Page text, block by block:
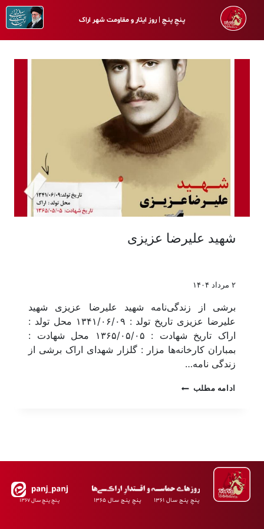
پـنجِ پنـجِ | روز ایثار و مقاومت شهر اراک
شهید علیرضا عزیزی
۲ مرداد ۱۴۰۴
برشی از زندگی‌نامه شهید علیرضا عزیزی شهید
علیرضا عزیزی تاریخ تولد : ۱۳۴۱/۰۶/۰۹ محل تولد :
اراک تاریخ شهادت : ۱۳۶۵/۰۵/۰۵ محل شهادت :
بمباران کارخانه‌ها مزار : گلزار شهدای اراک برشی از
زندگی نامه…
ادامه مطلب
پـنجِ پنـج سـال ۱۳۶۱ پـنجِ پنـج سـال ۱۳۶۵ پـنجِ پنـجِ سـال ۱۳۶۷